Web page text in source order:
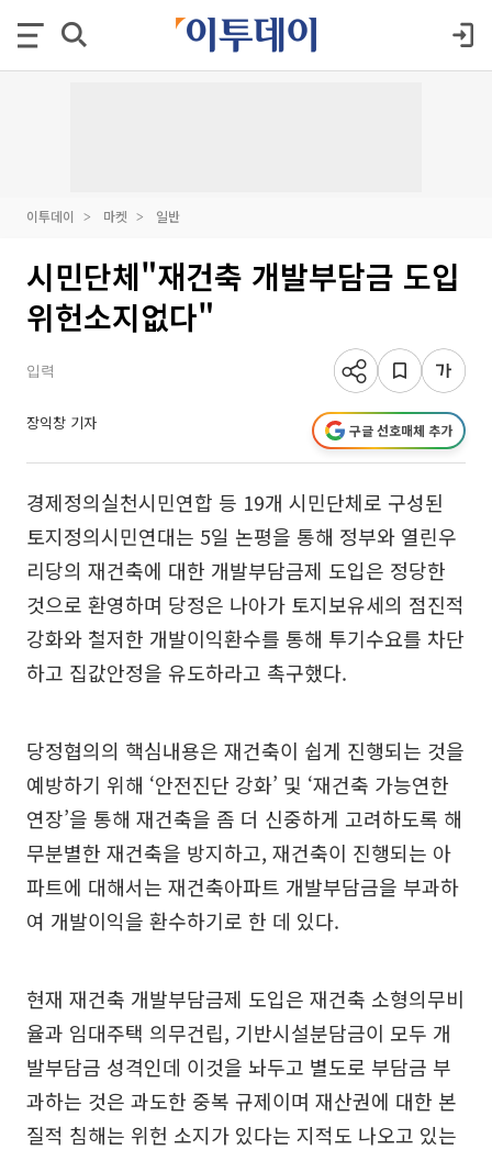
이투데이 마켓 일반
시민단체"재건축 개발부담금 도입
위헌소지없다"
입력
장익창 기자 구글 선호매체 추가
경제정의실천시민연합 등 19개 시민단체로 구성된
토지정의시민연대는 5일 논평을 통해 정부와 열린우
리당의 재건축에 대한 개발부담금제 도입은 정당한
것으로 환영하며 당정은 나아가 토지보유세의 점진적
강화와 철저한 개발이익환수를 통해 투기수요를 차단
하고 집값안정을 유도하라고 촉구했다.
당정협의의 핵심내용은 재건축이 쉽게 진행되는 것을
예방하기 위해 ‘안전진단 강화’ 및 ‘재건축 가능연한
연장’을 통해 재건축을 좀 더 신중하게 고려하도록 해
무분별한 재건축을 방지하고, 재건축이 진행되는 아
파트에 대해서는 재건축아파트 개발부담금을 부과하
여 개발이익을 환수하기로 한 데 있다.
현재 재건축 개발부담금제 도입은 재건축 소형의무비
율과 임대주택 의무건립, 기반시설분담금이 모두 개
발부담금 성격인데 이것을 놔두고 별도로 부담금 부
과하는 것은 과도한 중복 규제이며 재산권에 대한 본
질적 침해는 위헌 소지가 있다는 지적도 나오고 있는